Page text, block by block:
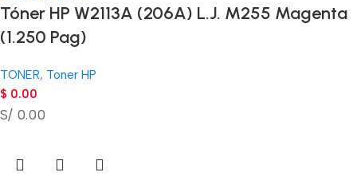
Tóner HP W2113A (206A) L.J. M255 Magenta
(1.250 Pag)
TONER, Toner HP
$ 0.00
S/ 0.00